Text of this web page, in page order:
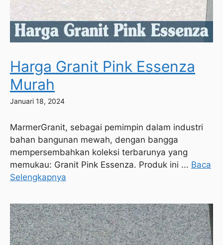
Harga Granit Pink Essenza
Murah
Januari 18, 2024
MarmerGranit, sebagai pemimpin dalam industri
bahan bangunan mewah, dengan bangga
mempersembahkan koleksi terbarunya yang
memukau: Granit Pink Essenza. Produk ini ... Baca
Selengkapnya